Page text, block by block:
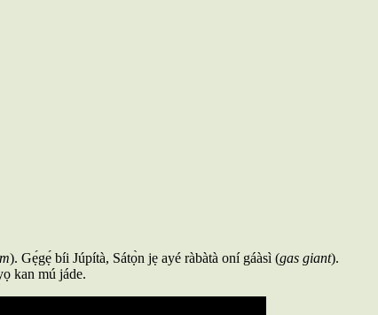
). Gẹ́gẹ́ bíi Júpítà, Sátọ̀n jẹ ayé ràbàtà oní gáàsì (gas giant).
kan mú jáde.